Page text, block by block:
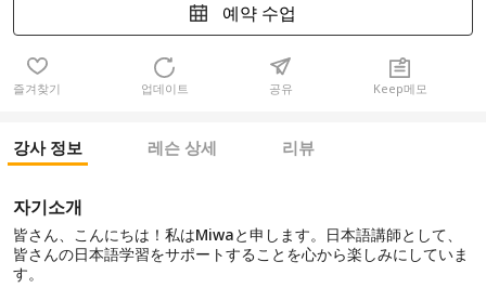
예약 수업
즐겨찾기 업데이트 공유 Keep메모
강사 정보 레슨 상세 리뷰
자기소개
皆さん、こんにちは！私はMiwaと申します。日本語講師として、
皆さんの日本語学習をサポートすることを心から楽しみにしていま
す。